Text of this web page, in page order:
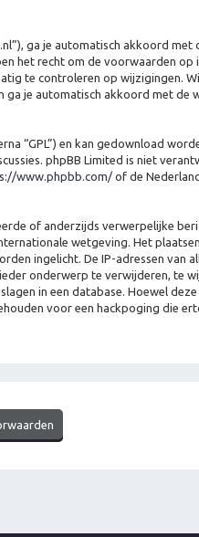
ga je automatisch akkoord met
het recht om de voorwaarden op
te controleren op wijzigingen.
ga je automatisch akkoord met de
“GPL”) en kan gedownload
phpBB Limited is niet
www.phpbb.com/ of de
of anderzijds verwerpelijke
wetgeving. Het
ingelicht. De IP-adressen van
onderwerp te verwijderen, te
in een database. Hoewel
voor een hackpoging die